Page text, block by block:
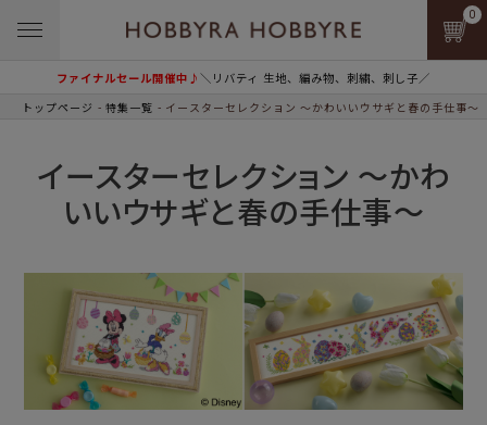
ファイナルセール開催中♪＼リバティ 生地、編み物、刺繍、刺し子／
0
トップページ 特集一覧 イースターセレクション ～かわいいウサギと春の手仕事～
イースターセレクション ～かわ
いいウサギと春の手仕事～